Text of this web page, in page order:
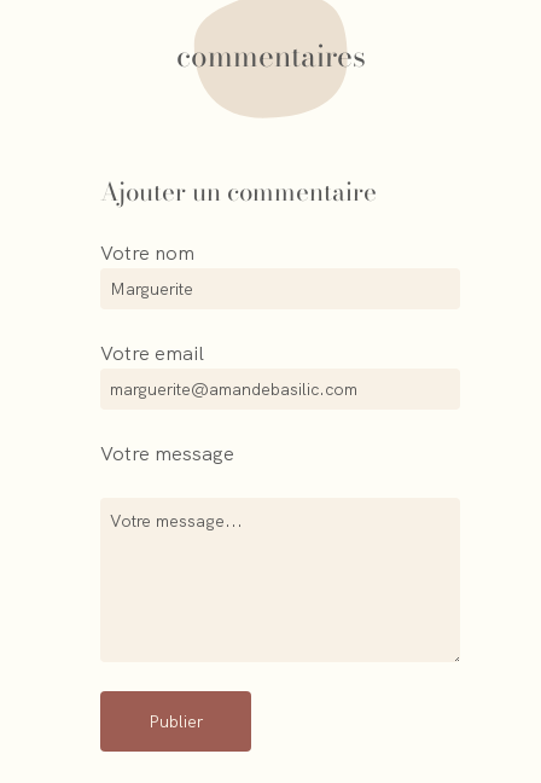
commentaires
Ajouter un commentaire
Votre nom
Votre email
Votre message
Publier